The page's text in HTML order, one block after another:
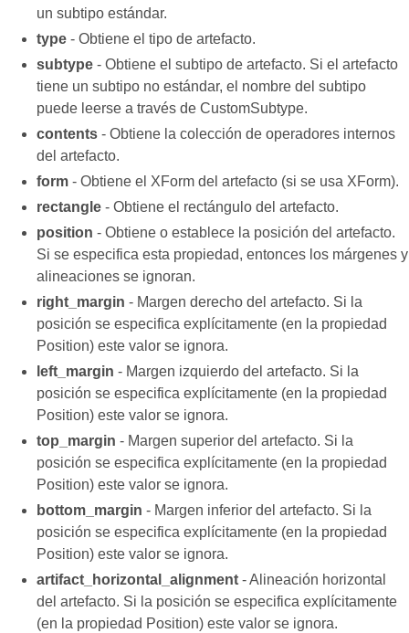
un subtipo estándar.
type - Obtiene el tipo de artefacto.
subtype - Obtiene el subtipo de artefacto. Si el artefacto
tiene un subtipo no estándar, el nombre del subtipo
puede leerse a través de CustomSubtype.
contents - Obtiene la colección de operadores internos
del artefacto.
form - Obtiene el XForm del artefacto (si se usa XForm).
rectangle - Obtiene el rectángulo del artefacto.
position - Obtiene o establece la posición del artefacto.
Si se especifica esta propiedad, entonces los márgenes y
alineaciones se ignoran.
right_margin - Margen derecho del artefacto. Si la
posición se especifica explícitamente (en la propiedad
Position) este valor se ignora.
left_margin - Margen izquierdo del artefacto. Si la
posición se especifica explícitamente (en la propiedad
Position) este valor se ignora.
top_margin - Margen superior del artefacto. Si la
posición se especifica explícitamente (en la propiedad
Position) este valor se ignora.
bottom_margin - Margen inferior del artefacto. Si la
posición se especifica explícitamente (en la propiedad
Position) este valor se ignora.
artifact_horizontal_alignment - Alineación horizontal
del artefacto. Si la posición se especifica explícitamente
(en la propiedad Position) este valor se ignora.